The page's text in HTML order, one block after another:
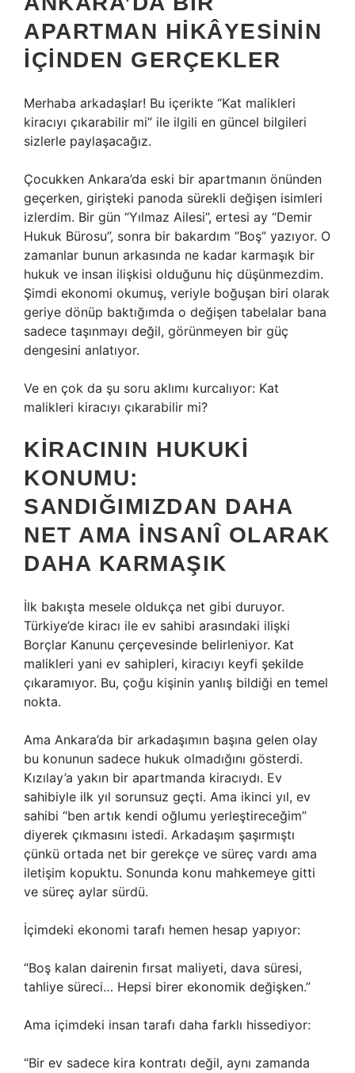
APARTMAN HIKÂYESININ
İÇINDEN GERÇEKLER
Merhaba arkadaşlar! Bu içerikte “Kat malikleri
kiracıyı çıkarabilir mi” ile ilgili en güncel bilgileri
sizlerle paylaşacağız.
Çocukken Ankara’da eski bir apartmanın önünden
geçerken, girişteki panoda sürekli değişen isimleri
izlerdim. Bir gün “Yılmaz Ailesi”, ertesi ay “Demir
Hukuk Bürosu”, sonra bir bakardım “Boş” yazıyor. O
zamanlar bunun arkasında ne kadar karmaşık bir
hukuk ve insan ilişkisi olduğunu hiç düşünmezdim.
Şimdi ekonomi okumuş, veriyle boğuşan biri olarak
geriye dönüp baktığımda o değişen tabelalar bana
sadece taşınmayı değil, görünmeyen bir güç
dengesini anlatıyor.
Ve en çok da şu soru aklımı kurcalıyor: Kat
malikleri kiracıyı çıkarabilir mi?
KIRACININ HUKUKI
KONUMU:
SANDIĞIMIZDAN DAHA
NET AMA İNSANÎ OLARAK
DAHA KARMAŞIK
İlk bakışta mesele oldukça net gibi duruyor.
Türkiye’de kiracı ile ev sahibi arasındaki ilişki
Borçlar Kanunu çerçevesinde belirleniyor. Kat
malikleri yani ev sahipleri, kiracıyı keyfi şekilde
çıkaramıyor. Bu, çoğu kişinin yanlış bildiği en temel
nokta.
Ama Ankara’da bir arkadaşımın başına gelen olay
bu konunun sadece hukuk olmadığını gösterdi.
Kızılay’a yakın bir apartmanda kiracıydı. Ev
sahibiyle ilk yıl sorunsuz geçti. Ama ikinci yıl, ev
sahibi “ben artık kendi oğlumu yerleştireceğim”
diyerek çıkmasını istedi. Arkadaşım şaşırmıştı
çünkü ortada net bir gerekçe ve süreç vardı ama
iletişim kopuktu. Sonunda konu mahkemeye gitti
ve süreç aylar sürdü.
İçimdeki ekonomi tarafı hemen hesap yapıyor:
“Boş kalan dairenin fırsat maliyeti, dava süresi,
tahliye süreci… Hepsi birer ekonomik değişken.”
Ama içimdeki insan tarafı daha farklı hissediyor:
“Bir ev sadece kira kontratı değil, aynı zamanda